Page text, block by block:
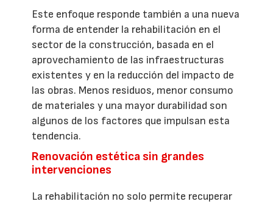
Este enfoque responde también a una nueva
forma de entender la rehabilitación en el
sector de la construcción, basada en el
aprovechamiento de las infraestructuras
existentes y en la reducción del impacto de
las obras. Menos residuos, menor consumo
de materiales y una mayor durabilidad son
algunos de los factores que impulsan esta
tendencia.
Renovación estética sin grandes
intervenciones
La rehabilitación no solo permite recuperar